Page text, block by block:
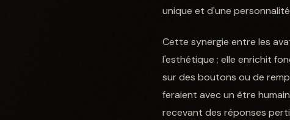
unique et d'une
Cette synergie entre les
l'esthétique ; elle enrichit
sur des boutons ou de
feraient avec un être
recevant des réponses